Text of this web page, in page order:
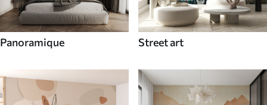
Panoramique Street art